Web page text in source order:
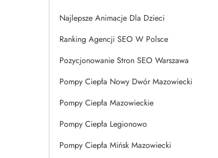
Najlepsze Animacje Dla Dzieci
Ranking Agencji SEO W Polsce
Pozycjonowanie Stron SEO Warszawa
Pompy Ciepła Nowy Dwór Mazowiecki
Pompy Ciepła Mazowieckie
Pompy Ciepła Legionowo
Pompy Ciepła Mińsk Mazowiecki